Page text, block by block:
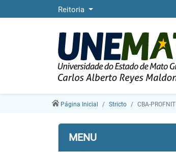
Reitoria
Página Inicial Stricto CBA-PROFNIT
MENU